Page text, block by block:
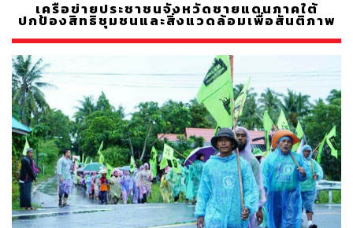
เครือข่ายประชาชนจังหวัดชายแดนภาคใต้
ปกป้องสิทธิชุมชนและสิ่งแวดล้อมเพื่อสันติภาพ